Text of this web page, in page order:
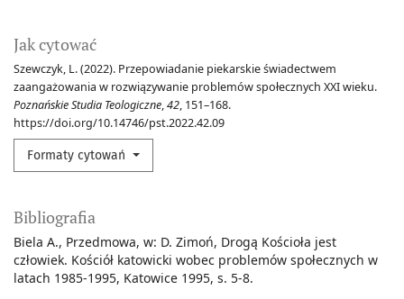
Jak cytować
Szewczyk, L. (2022). Przepowiadanie piekarskie świadectwem
zaangażowania w rozwiązywanie problemów społecznych XXI wieku.
Poznańskie Studia Teologiczne,42, 151–168.
https://doi.org/10.14746/pst.2022.42.09
Formaty cytowań
Bibliografia
Biela A., Przedmowa, w: D. Zimoń, Drogą Kościoła jest
człowiek. Kościół katowicki wobec problemów społecznych w
latach 1985-1995, Katowice 1995, s. 5-8.